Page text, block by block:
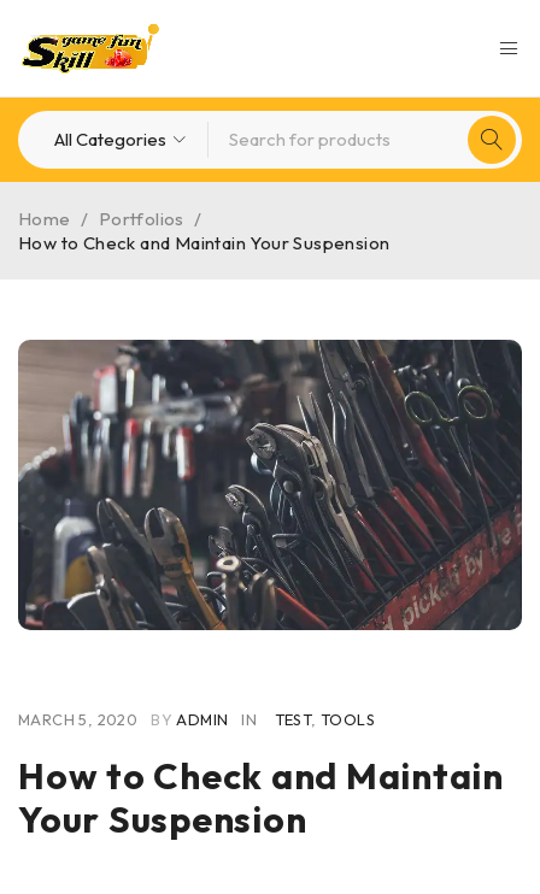
Home / Portfolios /
How to Check and Maintain Your Suspension
MARCH 5, 2020 BY ADMIN IN TEST,TOOLS
How to Check and Maintain
Your Suspension